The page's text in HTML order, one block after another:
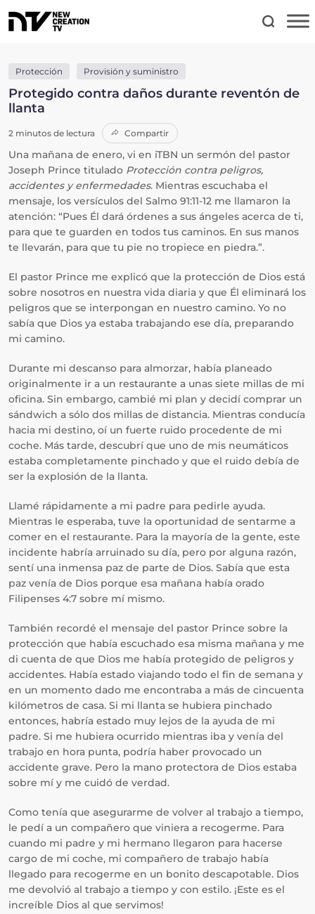
Protección Provisión y suministro
Protegido contra daños durante reventón de
llanta
2 minutos de lectura Compartir
Una mañana de enero, vi en iTBN un sermón del pastor
Joseph Prince titulado Protección contra peligros,
accidentes y enfermedades. Mientras escuchaba el
mensaje, los versículos del Salmo 91:11-12 me llamaron la
atención: “Pues Él dará órdenes a sus ángeles acerca de ti,
para que te guarden en todos tus caminos. En sus manos
te llevarán, para que tu pie no tropiece en piedra.”.
El pastor Prince me explicó que la protección de Dios está
sobre nosotros en nuestra vida diaria y que Él eliminará los
peligros que se interpongan en nuestro camino. Yo no
sabía que Dios ya estaba trabajando ese día, preparando
mi camino.
Durante mi descanso para almorzar, había planeado
originalmente ir a un restaurante a unas siete millas de mi
oficina. Sin embargo, cambié mi plan y decidí comprar un
sándwich a sólo dos millas de distancia. Mientras conducía
hacia mi destino, oí un fuerte ruido procedente de mi
coche. Más tarde, descubrí que uno de mis neumáticos
estaba completamente pinchado y que el ruido debía de
ser la explosión de la llanta.
Llamé rápidamente a mi padre para pedirle ayuda.
Mientras le esperaba, tuve la oportunidad de sentarme a
comer en el restaurante. Para la mayoría de la gente, este
incidente habría arruinado su día, pero por alguna razón,
sentí una inmensa paz de parte de Dios. Sabía que esta
paz venía de Dios porque esa mañana había orado
Filipenses 4:7 sobre mí mismo.
También recordé el mensaje del pastor Prince sobre la
protección que había escuchado esa misma mañana y me
di cuenta de que Dios me había protegido de peligros y
accidentes. Había estado viajando todo el fin de semana y
en un momento dado me encontraba a más de cincuenta
kilómetros de casa. Si mi llanta se hubiera pinchado
entonces, habría estado muy lejos de la ayuda de mi
padre. Si me hubiera ocurrido mientras iba y venía del
trabajo en hora punta, podría haber provocado un
accidente grave. Pero la mano protectora de Dios estaba
sobre mí y me cuidó de verdad.
Como tenía que asegurarme de volver al trabajo a tiempo,
le pedí a un compañero que viniera a recogerme. Para
cuando mi padre y mi hermano llegaron para hacerse
cargo de mi coche, mi compañero de trabajo había
llegado para recogerme en un bonito descapotable. Dios
me devolvió al trabajo a tiempo y con estilo. ¡Este es el
increíble Dios al que servimos!